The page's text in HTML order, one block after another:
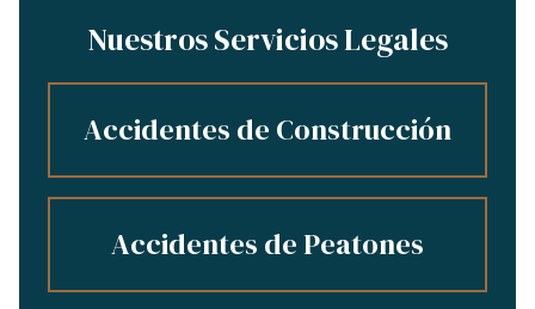
Nuestros Servicios Legales
Accidentes de Construcción
Accidentes de Peatones